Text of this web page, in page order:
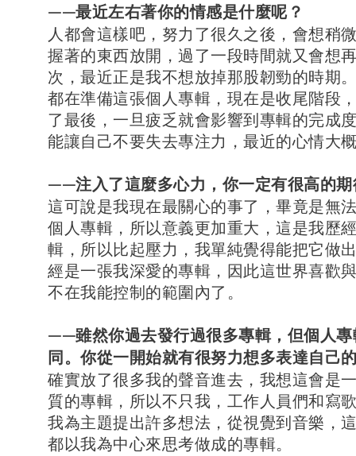
——最近左右著你的情感是什麼呢？
人都會這樣吧，努力了很久之後，會想稍
握著的東西放開，過了一段時間就又會想
次，最近正是我不想放掉那股韌勁的時期
都在準備這張個人專輯，現在是收尾階段
了最後，一旦疲乏就會影響到專輯的完成
能讓自己不要失去專注力，最近的心情大
——注入了這麼多心力，你一定有很高的期
這可說是我現在最關心的事了，畢竟是無
個人專輯，所以意義更加重大，這是我歷
輯，所以比起壓力，我單純覺得能把它做
經是一張我深愛的專輯，因此這世界喜歡
不在我能控制的範圍內了。
——雖然你過去發行過很多專輯，但個人
同。你從一開始就有很努力想多表達自己
確實放了很多我的聲音進去，我想這會是
質的專輯，所以不只我，工作人員們和寫
我為主題提出許多想法，從視覺到音樂，
都以我為中心來思考做成的專輯。